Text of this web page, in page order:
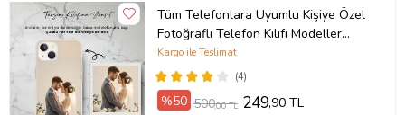
Tüm Telefonlara Uyumlu Kişiye Özel
Fotoğraflı Telefon Kılıfı Modeller
Açıklamada
(4)
Kargo ile Teslimat
%50 500,00 TL 249,90 TL